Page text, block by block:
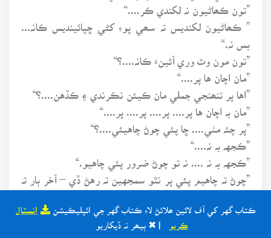
ڪتاب گهر کي آف لائين ھلائڻ لاءِ ڪتاب گهر جي ائپليڪيشن انسٽال
| ✖ ٻيھر نہ ڏيکاريو
”تون ڪھاڻيون نہ لکندي ڪر....“
” ڪھاڻيون لکنديس تہ سھي پوءِ کڻي ڇپائينديس ڪانہ...
بس نہ.“
”تون مون وٽ وري آئينءَ ڪانہ....؟“
”مان اچان ها پر....“
”اها پر تنھنجي جملي مان ڪيئن نڪرندي ۽ ڪڏهن....؟“
”مان بہ اچان ها پر.... پر.... پر.... پر....“
”پر چئہ مٺي.... ڇا پئي چوڻ چاهيئي....؟“
”ڪجهہ بہ نہ....“
”ڪجهہ بہ نہ .... نہ تو چوڻ ضرور پئي چاهيو.“
”چوڻ تہ چاهيم پئي پر نٿو سمجهين تہ رهڻ ڏي – آخر ٻار تہ
ناهين نہ....؟“
”مان تو وٽ ڀلا As a lecturer ٿي اچان...؟“